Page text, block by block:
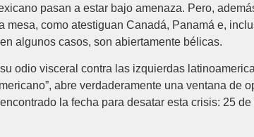
pasan a estar bajo amenaza. Pero,
como atestiguan Canadá, Panamá e,
algunos casos, son abiertamente bélicas.
odio visceral contra las izquierdas
abre verdaderamente una ventana de
la fecha para desatar esta crisis: 25